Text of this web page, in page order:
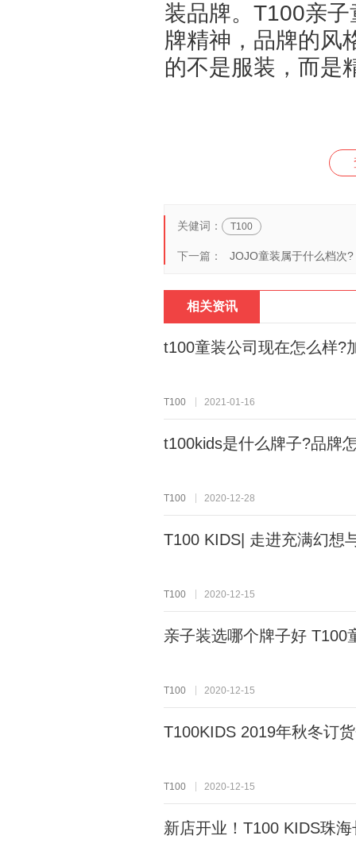
装品牌。T100亲子
牌精神，品牌的风
的不是服装，而是
关健词： T100
下一篇： JOJO童装属于什么档次?
相关资讯
t100童装公司现在怎么样?
T100 2021-01-16
t100kids是什么牌子?品牌
T100 2020-12-28
T100 KIDS| 走进充满幻想
T100 2020-12-15
亲子装选哪个牌子好 T100
T100 2020-12-15
T100KIDS 2019年秋冬订
T100 2020-12-15
新店开业！T100 KIDS珠